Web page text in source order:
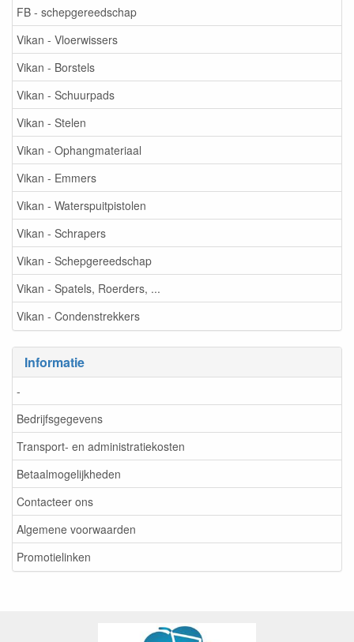
FB - schepgereedschap
Vikan - Vloerwissers
Vikan - Borstels
Vikan - Schuurpads
Vikan - Stelen
Vikan - Ophangmateriaal
Vikan - Emmers
Vikan - Waterspuitpistolen
Vikan - Schrapers
Vikan - Schepgereedschap
Vikan - Spatels, Roerders, ...
Vikan - Condenstrekkers
Informatie
-
Bedrijfsgegevens
Transport- en administratiekosten
Betaalmogelijkheden
Contacteer ons
Algemene voorwaarden
Promotielinken